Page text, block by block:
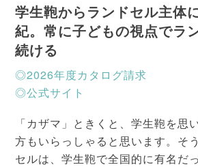
学生鞄からランドセル主体
紀。常に子どもの視点でラ
続ける
◎2026年度カタログ請求
◎公式サイト
「カザマ」ときくと、学生鞄を思
方もいらっしゃると思います。そ
セルは、学生鞄で全国的に有名だ